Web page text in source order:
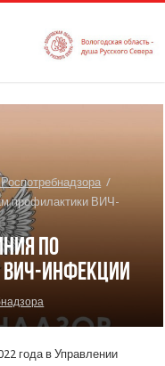
/
профилактики ВИЧ-
по
инфекции
года в Управлении